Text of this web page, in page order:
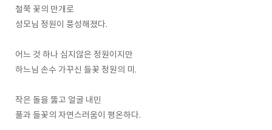
철쭉 꽃의 만개로
성모님 정원이 풍성해졌다.
어느 것 하나 심지않은 정원이지만
하느님 손수 가꾸신 들꽃 정원의 미.
작은 돌을 뚫고 얼굴 내민
풀과 들꽃의 자연스러움이 평온하다.